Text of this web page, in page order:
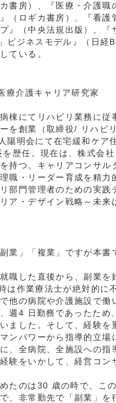
書房）、『医療・介護職
（ロギカ書房）、『看
』（中央法規出版）、『
ジネスモデル』（日経
ている。
療介護キャリア研究家
棟にてリハビリ業務に
を創業（取締役/ リハビ
陽明会にて在宅緩和ケア
歴任。現在は、株式会
持つ。キャリアコンサル
職・リーダー育成を精力
部門管理者のための実践
ア・デザイン戦略～未来
業」「複業」ですが本書
職した直後から、副業を
は作業療法士が絶対的に
他の病院や介護施設で働
週4 日勤務であったため
ました。そして、経験を
ンパワーから指導的立場
、全病院、全施設への指
験をいかして、経営コ
たのは30 歳の時で、こ
、非常勤先で「副業」を